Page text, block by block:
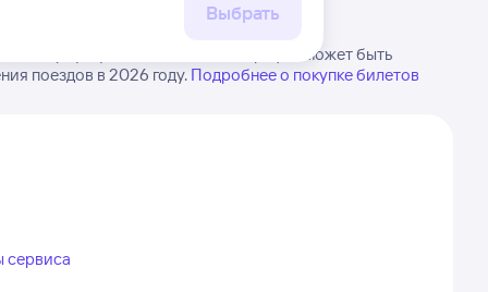
Будьте внимательны, график может быть
поездов в 2026 году. Подробнее о покупке билетов
сервиса
Выбрать